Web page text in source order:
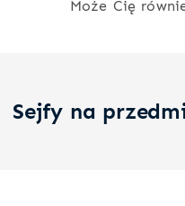
Może Cię
Sejfy na